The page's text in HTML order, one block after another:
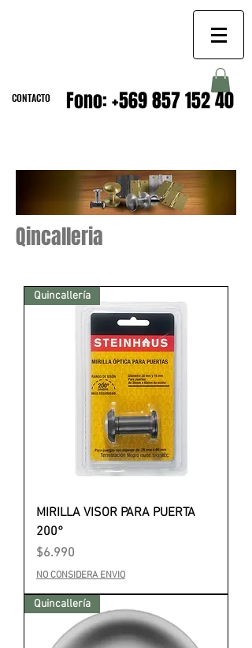
CONTACTO Fono: +569 857 152 40
Qincalleria
Quincallería
MIRILLA VISOR PARA PUERTA
200°
Precio
$6.990
NO CONSIDERA ENVIO
Quincallería